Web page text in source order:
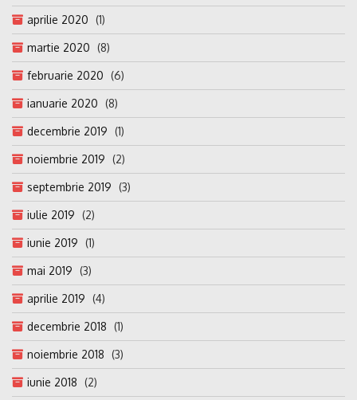
aprilie 2020 (1)
martie 2020 (8)
februarie 2020 (6)
ianuarie 2020 (8)
decembrie 2019 (1)
noiembrie 2019 (2)
septembrie 2019 (3)
iulie 2019 (2)
iunie 2019 (1)
mai 2019 (3)
aprilie 2019 (4)
decembrie 2018 (1)
noiembrie 2018 (3)
iunie 2018 (2)